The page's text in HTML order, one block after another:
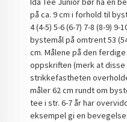
på ca. 9 cm i forhold til
4 (4-5) 5-6 (6-7) 7-8 (8-9)
bystemål på omtrent 53
cm. Målene på den
oppskriften (merk at
strikkefastheten
måler 62 cm rundt om
tee i str. 6-7 år har
eksempel gi en